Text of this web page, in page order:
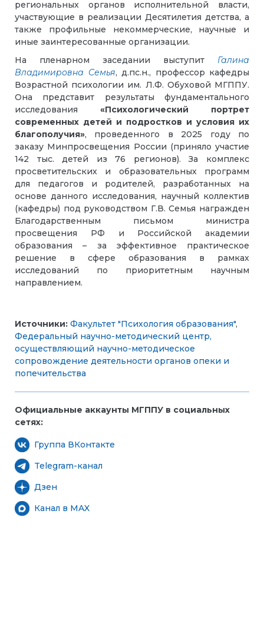
региональных органов исполнительной власти,
участвующие в реализации Десятилетия детства, а
также профильные некоммерческие, научные и
иные заинтересованные организации.
На пленарном заседании выступит Галина
Владимировна Семья, д.пс.н., профессор кафедры
Возрастной психологии им. Л.Ф. Обуховой МГППУ.
Она представит результаты фундаментального
исследования «Психологический портрет
современных детей и подростков и условия их
благополучия», проведенного в 2025 году по
заказу Минпросвещения России (приняло участие
142 тыс. детей из 76 регионов). За комплекс
просветительских и образовательных программ
для педагогов и родителей, разработанных на
основе данного исследования, научный коллектив
(кафедры) под руководством Г.В. Семья награжден
Благодарственным письмом министра
просвещения РФ и Российской академии
образования – за эффективное практическое
решение в сфере образования в рамках
исследований по приоритетным научным
направлением.
Источники: Факультет "Психология образования",
Федеральный научно-методический центр,
осуществляющий научно-методическое
сопровождение деятельности органов опеки и
попечительства
Официальные аккаунты МГППУ в социальных
сетях:
Группа ВКонтакте
Telegram-канал
Дзен
Канал в MAX